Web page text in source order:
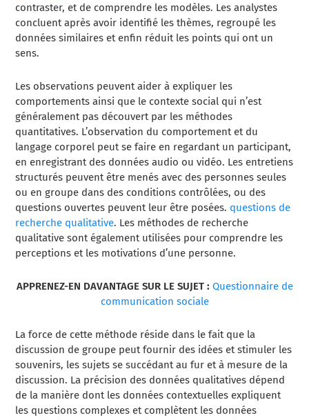
contraster, et de comprendre les modèles. Les analystes
concluent après avoir identifié les thèmes, regroupé les
données similaires et enfin réduit les points qui ont un
sens.
Les observations peuvent aider à expliquer les
comportements ainsi que le contexte social qui n’est
généralement pas découvert par les méthodes
quantitatives. L’observation du comportement et du
langage corporel peut se faire en regardant un participant,
en enregistrant des données audio ou vidéo. Les entretiens
structurés peuvent être menés avec des personnes seules
ou en groupe dans des conditions contrôlées, ou des
questions ouvertes peuvent leur être posées. questions de
recherche qualitative. Les méthodes de recherche
qualitative sont également utilisées pour comprendre les
perceptions et les motivations d’une personne.
APPRENEZ-EN DAVANTAGE SUR LE SUJET : Questionnaire de
communication sociale
La force de cette méthode réside dans le fait que la
discussion de groupe peut fournir des idées et stimuler les
souvenirs, les sujets se succédant au fur et à mesure de la
discussion. La précision des données qualitatives dépend
de la manière dont les données contextuelles expliquent
les questions complexes et complètent les données